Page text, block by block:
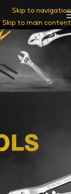
Skip to navigation
Skip to main content